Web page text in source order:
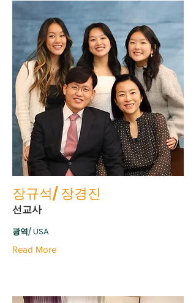
장규석/ 장경진
선교사
광역/ USA
Read More